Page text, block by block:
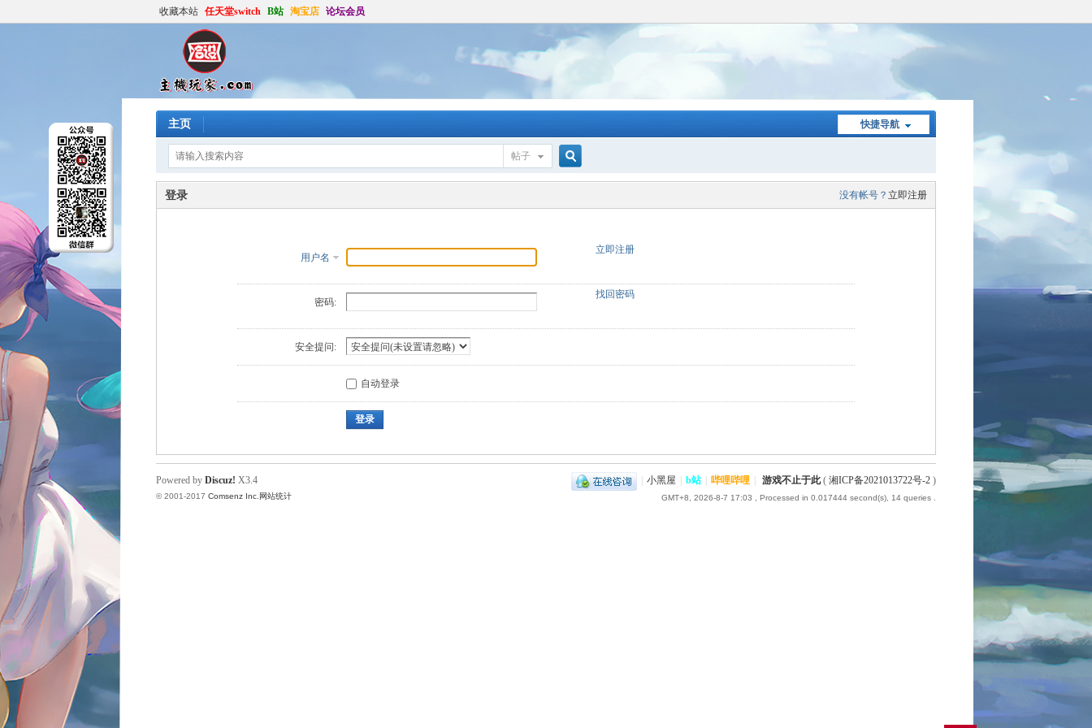
收藏本站 任天堂switch B站 淘宝店 论坛会员
快捷导航
主页
帖子
搜
没有帐号？ 立即注册
登录
用户名
立即注册
密码:
找回密码
安全提问:
自动登录
登录
小黑屋 b站 哔哩哔哩 游戏不止于此( 湘ICP备2021013722号-2 )
GMT+8, 2026-8-7 17:03 , Processed in 0.017444 second(s), 14 queries .
Powered by Discuz! X3.4
© 2001-2017 Comsenz Inc. 网站统计